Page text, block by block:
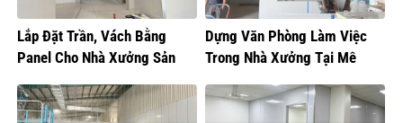
Lắp Đặt Trần, Vách Bằng
Panel Cho Nhà Xưởng Sản
Dựng Văn Phòng Làm Việc
Trong Nhà Xưởng Tại Mê